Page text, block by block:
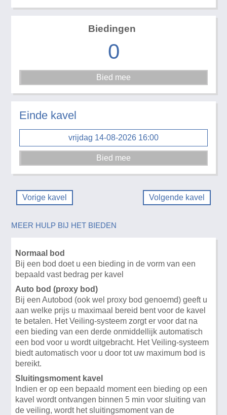
Biedingen
0
Einde kavel
vrijdag 14-08-2026 16:00
Vorige kavel Volgende kavel
MEER HULP BIJ HET BIEDEN
Normaal bod
Bij een bod doet u een bieding in de vorm van een
bepaald vast bedrag per kavel
Auto bod (proxy bod)
Bij een Autobod (ook wel proxy bod genoemd) geeft u
aan welke prijs u maximaal bereid bent voor de kavel
te betalen. Het Veiling-systeem zorgt er voor dat na
een bieding van een derde onmiddellijk automatisch
een bod voor u wordt uitgebracht. Het Veiling-systeem
biedt automatisch voor u door tot uw maximum bod is
bereikt.
Sluitingsmoment kavel
Indien er op een bepaald moment een bieding op een
kavel wordt ontvangen binnen 5 min voor sluiting van
de veiling, wordt het sluitingsmoment van de